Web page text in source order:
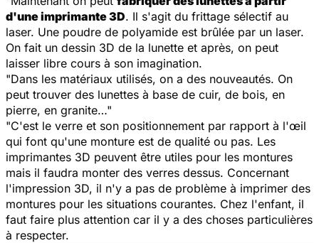
d'une imprimante 3D. Il s'agit du frittage sélectif au
laser. Une poudre de polyamide est brûlée par un laser.
On fait un dessin 3D de la lunette et après, on peut
laisser libre cours à son imagination.
"Dans les matériaux utilisés, on a des nouveautés. On
peut trouver des lunettes à base de cuir, de bois, en
pierre, en granite…"
"C'est le verre et son positionnement par rapport à l'œil
qui font qu'une monture est de qualité ou pas. Les
imprimantes 3D peuvent être utiles pour les montures
mais il faudra monter des verres dessus. Concernant
l'impression 3D, il n'y a pas de problème à imprimer des
montures pour les situations courantes. Chez l'enfant, il
faut faire plus attention car il y a des choses particulières
à respecter.